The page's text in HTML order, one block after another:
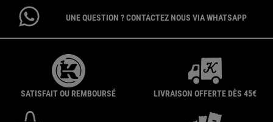
UNE QUESTION ? CONTACTEZ NOUS VIA WHATSAPP
SATISFAIT OU REMBOURSÉ LIVRAISON OFFERTE DÈS 45€